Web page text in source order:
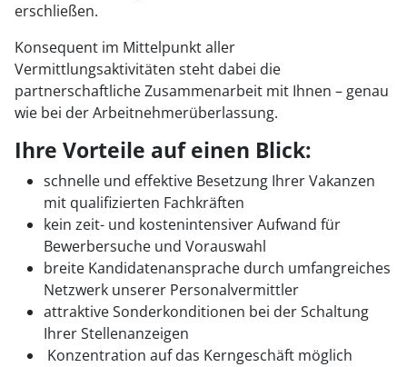
erschließen.
Konsequent im Mittelpunkt aller
Vermittlungsaktivitäten steht dabei die
partnerschaftliche Zusammenarbeit mit Ihnen – genau
wie bei der Arbeitnehmerüberlassung.
Ihre Vorteile auf einen Blick:
schnelle und effektive Besetzung Ihrer Vakanzen
mit qualifizierten Fachkräften
kein zeit- und kostenintensiver Aufwand für
Bewerbersuche und Vorauswahl
breite Kandidatenansprache durch umfangreiches
Netzwerk unserer Personalvermittler
attraktive Sonderkonditionen bei der Schaltung
Ihrer Stellenanzeigen
Konzentration auf das Kerngeschäft möglich